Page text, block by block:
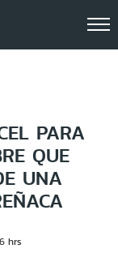
PARA
QUE
UNA
hrs